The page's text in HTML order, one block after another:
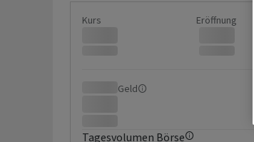
Kurs Eröffnung
Geld
Tagesvolumen Börse